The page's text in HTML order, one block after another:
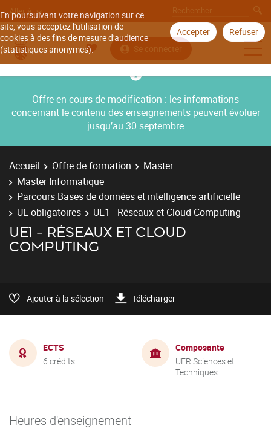
En poursuivant votre navigation sur ce
site, vous acceptez l'utilisation de
cookies à des fins de mesure d'audience
(statistiques anonymes).
Accepter Refuser
Aller à
Se connecter
Offre en cours de modification : les informations
concernant le contenu des enseignements peuvent évoluer
jusqu’au 30 septembre
Accueil Offre de formation
Master
Master Informatique
Parcours Bases de données et intelligence artificielle
UE obligatoires
UE1 - Réseaux et Cloud Computing
UE1 - RÉSEAUX ET CLOUD
COMPUTING
Ajouter à la sélection Télécharger
ECTS
6 crédits
Composante
UFR Sciences et
Techniques
Heures d'enseignement